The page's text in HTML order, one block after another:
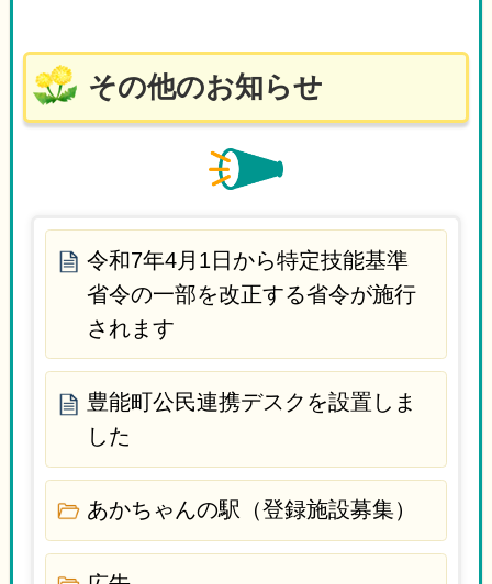
その他のお知らせ
令和7年4月1日から特定技能基準
省令の一部を改正する省令が施行
されます
豊能町公民連携デスクを設置しま
した
あかちゃんの駅（登録施設募集）